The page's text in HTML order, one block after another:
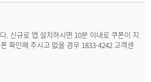
. 신규로 앱 설치하시면 10분 이내로 쿠폰이 지
확인해 주시고 없을 경우 1833-4242 고객센